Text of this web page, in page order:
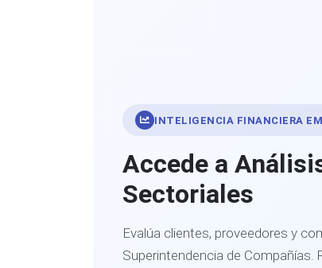
INTELIGENCIA FINANCIERA
Accede a
Sectoriales
Evalúa clientes, proveedores y
Superintendencia de Compañías.